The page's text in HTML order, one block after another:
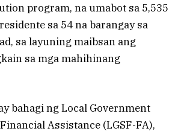
program, na umabot sa 5,535
sa 54 na barangay sa
sa layuning maibsan ang
sa mga mahihinang
bahagi ng Local Government
Assistance (LGSF-FA),